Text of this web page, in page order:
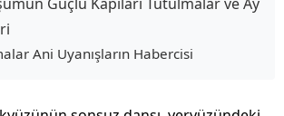
Güçlü Kapıları Tutulmalar ve Ay
Ani Uyanışların Habercisi